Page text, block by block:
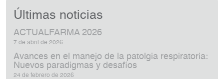
Últimas noticias
ACTUALFARMA 2026
7 de abril de 2026
Avances en el manejo de la patolgia respiratoria:
Nuevos paradigmas y desafíos
24 de febrero de 2026